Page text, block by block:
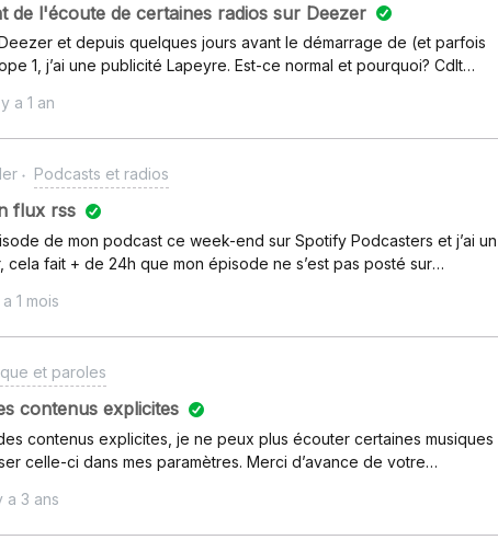
de l'écoute de certaines radios sur Deezer
et depuis quelques jours avant le démarrage de (et parfois
1, j’ai une publicité Lapeyre. Est-ce normal et pourquoi? Cdlt
a 1 an
Podcasts et radios
flux rss
de mon podcast ce week-end sur Spotify Podcasters et j’ai un
cela fait + de 24h que mon épisode ne s’est pas posté sur
y a un problème ou il faut que j’attende ?CordialementClara
1 mois
et paroles
contenus explicites
contenus explicites, je ne peux plus écouter certaines musiques
celle-ci dans mes paramètres. Merci d’avance de votre
a 3 ans